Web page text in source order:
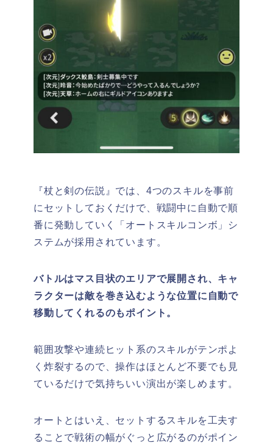
『杖と剣の伝説』では、4つのスキルを事前
にセットしておくだけで、戦闘中に自動で順
番に発動していく「オートスキルコンボ」シ
ステムが採用されています。
バトルはマス目状のエリアで展開され、キャ
ラクターは敵を巻き込むような位置に自動で
移動してくれるのもポイント。
範囲攻撃や連続ヒット系のスキルがテンポよ
く炸裂するので、操作はほとんど不要でも見
ているだけで気持ちいい演出が楽しめます。
オートとはいえ、セットするスキルを工夫す
ることで戦術の幅がぐっと広がるのがポイン